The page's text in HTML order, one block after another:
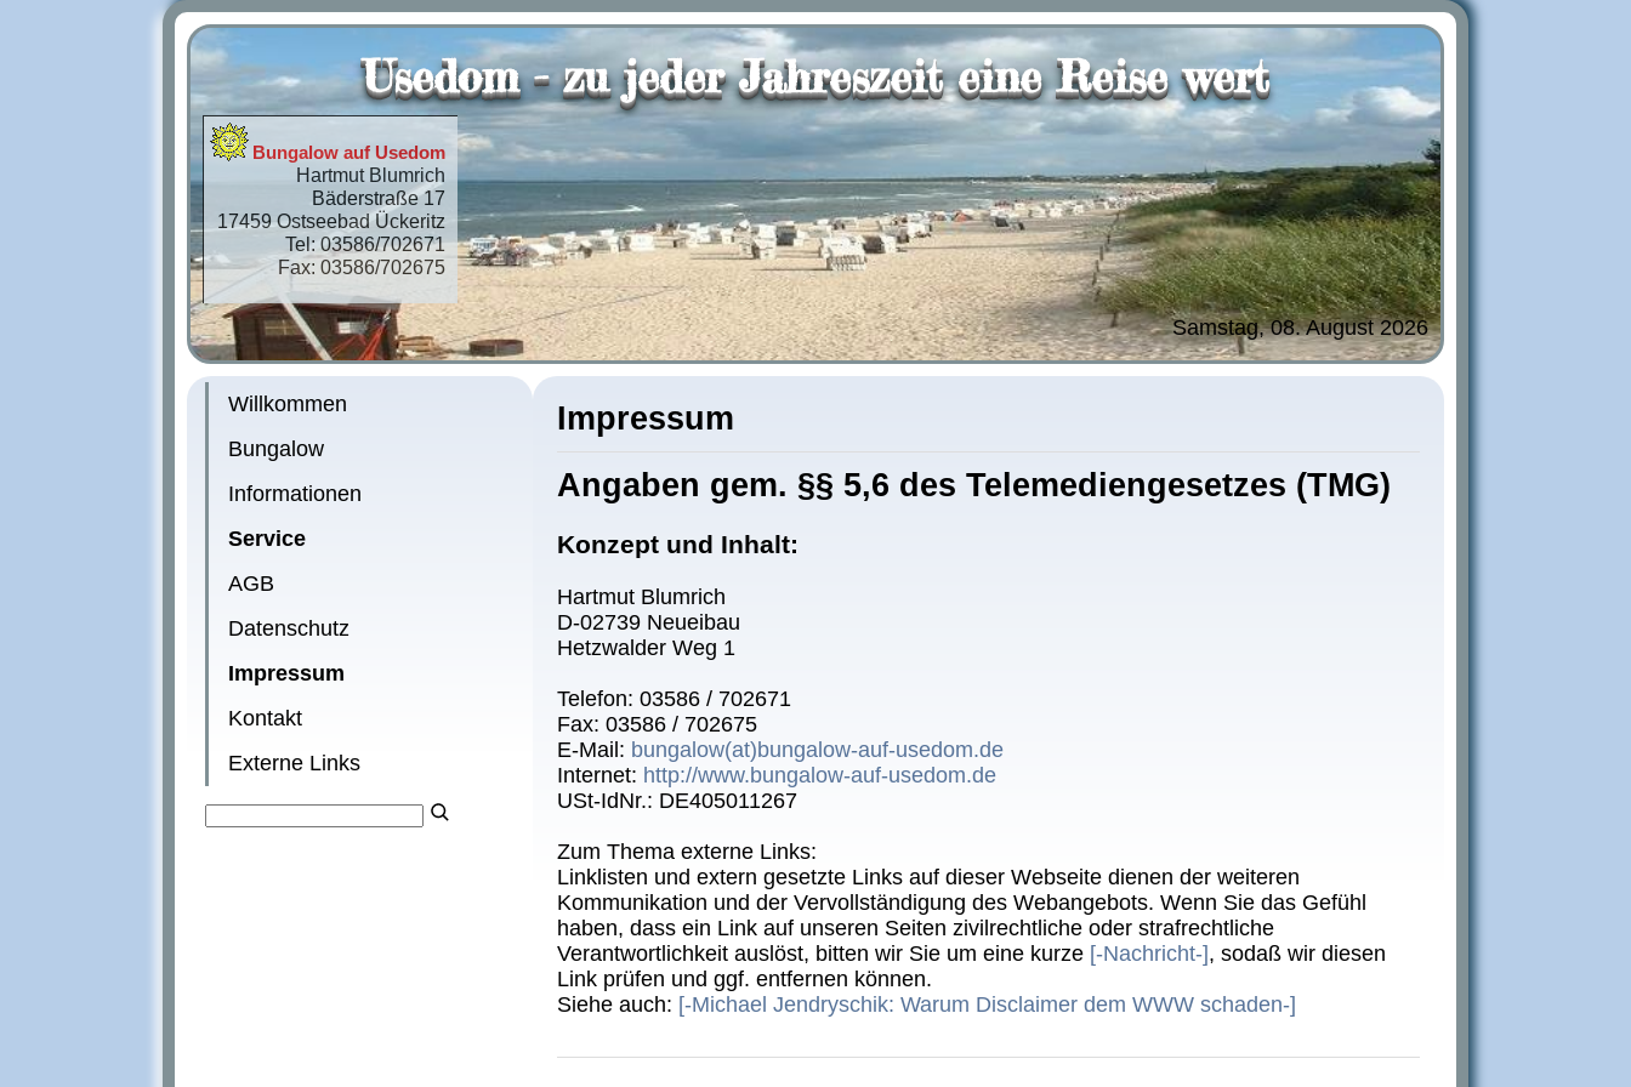
Usedom - zu jeder Jahreszeit eine Reise wert
Bungalow auf Usedom
Hartmut Blumrich
Bäderstraße 17
17459 Ostseebad Ückeritz
Tel: 03586/702671
Fax: 03586/702675
Samstag, 08. August 2026
Willkommen
Bungalow
Informationen
Service
AGB
Datenschutz
Impressum
Kontakt
Externe Links
Impressum
Angaben gem. §§ 5,6 des Telemediengesetzes (TMG)
Konzept und Inhalt:
Hartmut Blumrich
D-02739 Neueibau
Hetzwalder Weg 1
Telefon: 03586 / 702671
Fax: 03586 / 702675
E-Mail: bungalow(at)bungalow-auf-usedom.de
Internet: http://www.bungalow-auf-usedom.de
USt-IdNr.: DE405011267
Zum Thema externe Links:
Linklisten und extern gesetzte Links auf dieser Webseite dienen der weiteren
Kommunikation und der Vervollständigung des Webangebots. Wenn Sie das Gefühl
haben, dass ein Link auf unseren Seiten zivilrechtliche oder strafrechtliche
Verantwortlichkeit auslöst, bitten wir Sie um eine kurze [-Nachricht-], sodaß wir diesen
Link prüfen und ggf. entfernen können.
Siehe auch: [-Michael Jendryschik: Warum Disclaimer dem WWW schaden-]